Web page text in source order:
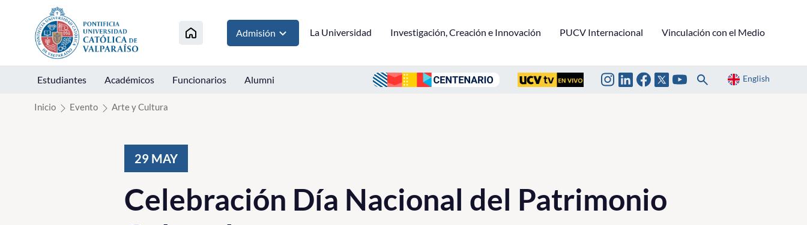
Click acá para ir directamente al contenido
Admisión La Universidad Investigación, Creación e Innovación PUCV Internacional Vinculación con el Medio
Estudiantes Académicos Funcionarios Alumni English
Inicio Evento Arte y Cultura
29 MAY
Celebración Día Nacional del Patrimonio